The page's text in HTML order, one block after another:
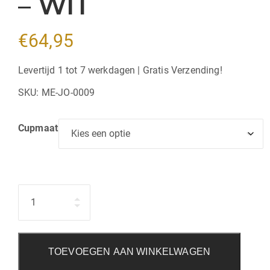
€64,95
Levertijd 1 tot 7 werkdagen | Gratis Verzending!
SKU: ME-JO-0009
Cupmaat
TOEVOEGEN AAN WINKELWAGEN